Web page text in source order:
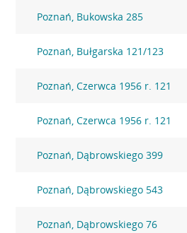
Poznań, Bukowska 285
Poznań, Bułgarska 121/123
Poznań, Czerwca 1956 r. 121
Poznań, Czerwca 1956 r. 121
Poznań, Dąbrowskiego 399
Poznań, Dąbrowskiego 543
Poznań, Dąbrowskiego 76